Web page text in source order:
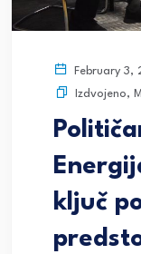
February 3,
Izdvojeno,
ključ